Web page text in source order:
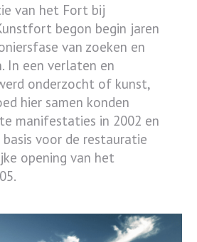
van het Fort bij
begon begin jaren
van zoeken en
In een verlaten en
onderzocht of kunst,
hier samen konden
manifestaties in 2002 en
voor de restauratie
opening van het